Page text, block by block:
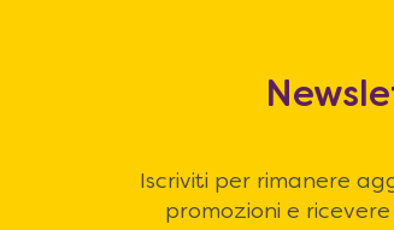
Iscriviti per rimanere
promozioni e ricevere